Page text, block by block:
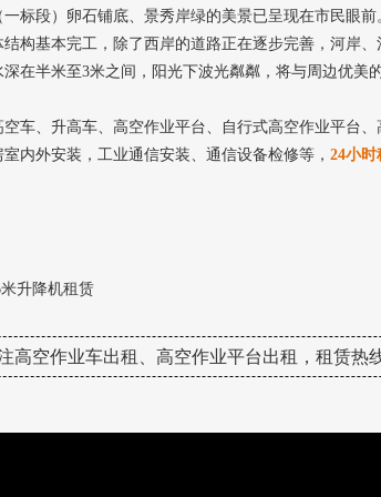
标段）卵石铺底、景秀岸绿的美景已呈现在市民眼前
构基本完工，除了西岸的道路正在逐步完善，河岸
在半米至3米之间，阳光下波光粼粼，将与周边优美
车、升高车、高空作业平台、自行式高空作业平台
内外安装，工业通信安装、通信设备检修等， 24小时
升降机租赁
高空作业车出租、高空作业平台出租，租赁热